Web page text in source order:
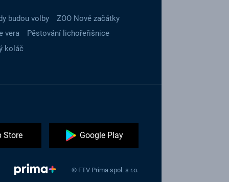
budou volby
ZOO Nové začátky
vera
Pěstování lichořeřišnice
koláč
Store Google Play
© FTV Prima spol. s r.o.